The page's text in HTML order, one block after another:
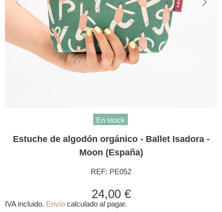
En stock
Estuche de algodón orgánico - Ballet Isadora -
Moon (España)
REF: PE052
24,00 €
IVA incluido. Envío calculado al pagar.